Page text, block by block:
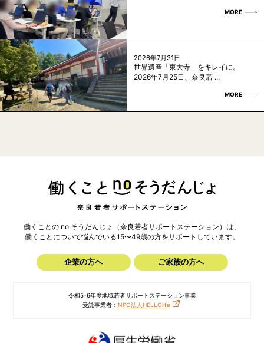
MORE
2026年7月31日
世界遺産「東大寺」をキレイに。
2026年7月25日、奈良若 ...
MORE
働くことの no そうだんじょ（奈良若者サポートステーション）は、
働くことについて悩んでいる15〜49歳の方をサポートしています。
企業の方へ ご家族の方へ
令和5･6年度地域若者サポートステーション事業
受託事業者： NPO法人HELLOlife